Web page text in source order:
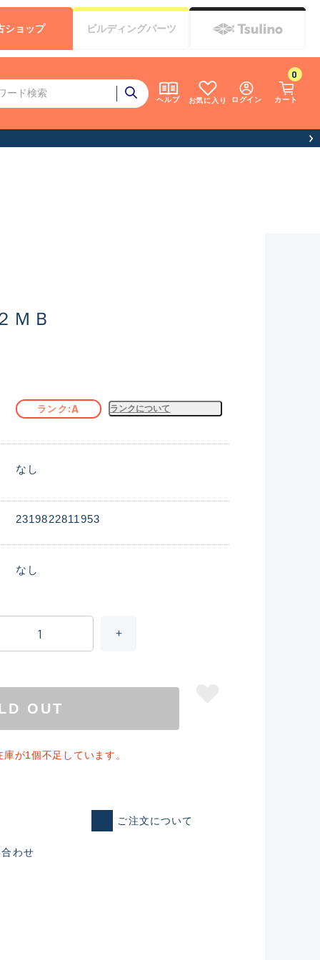
ヘルプ お気に入り ログイン カート
0
ショップ ビルディングパーツ
れた未使用
ＭＢ
ランク A ランクについて
なし
2319822811953
なし
OUT
が1個不足しています。
ご注文について
わせ